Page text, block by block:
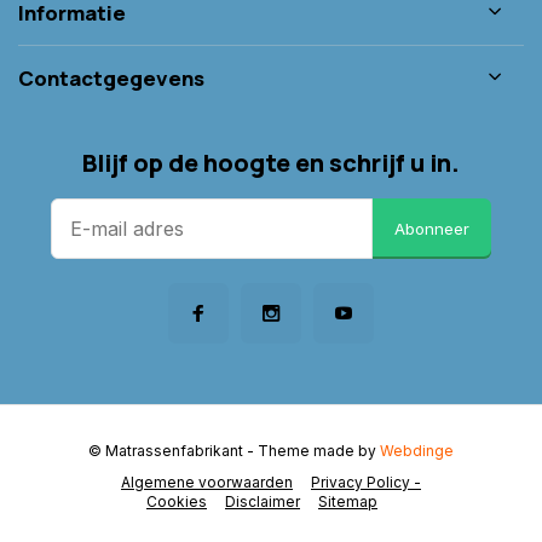
Informatie
Contactgegevens
Blijf op de hoogte en schrijf u in.
Abonneer
Algemene voorwaarden
Privacy Policy -
Cookies
Disclaimer Sitemap
© Matrassenfabrikant - Theme made by Webdinge